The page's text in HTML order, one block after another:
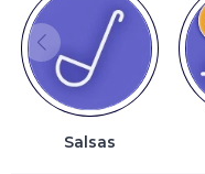
Salsas
Smoothies
Fruta congelada
Pulpas
Pizzas